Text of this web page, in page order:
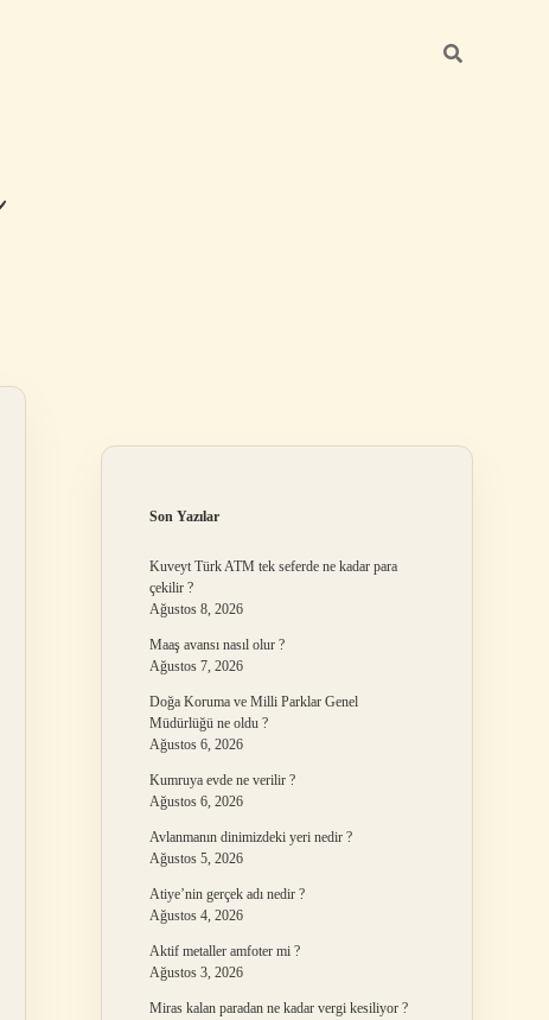
Son Yazılar
Kuveyt Türk ATM tek seferde ne kadar para
çekilir ?
Ağustos 8, 2026
Maaş avansı nasıl olur ?
Ağustos 7, 2026
Doğa Koruma ve Milli Parklar Genel
Müdürlüğü ne oldu ?
Ağustos 6, 2026
Kumruya evde ne verilir ?
Ağustos 6, 2026
Avlanmanın dinimizdeki yeri nedir ?
Ağustos 5, 2026
Atiye’nin gerçek adı nedir ?
Ağustos 4, 2026
Aktif metaller amfoter mi ?
Ağustos 3, 2026
Miras kalan paradan ne kadar vergi kesiliyor ?